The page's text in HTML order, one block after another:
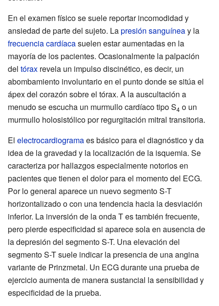
En el examen físico se suele reportar incomodidad y
ansiedad de parte del sujeto. Lapresión sanguíneay la
frecuencia cardíacasuelen estar aumentadas en la
mayoría de los pacientes. Ocasionalmente la palpación
del tórax revela un impulso discinético, es decir, un
abombamiento involuntario en el punto donde se sitúa el
ápex del corazón sobre el tórax. A la auscultación a
menudo se escucha un murmullo cardíaco tipo S4 o un
murmullo holosistólico por regurgitación mitral transitoria.
El electrocardiogramaes básico para el diagnóstico y da
idea de la gravedad y la localización de la isquemia. Se
caracteriza por hallazgos especialmente notorios en
pacientes que tienen el dolor para el momento del ECG.
Por lo general aparece un nuevo segmento S-T
horizontalizado o con una tendencia hacia la desviación
inferior. La inversión de la onda T es también frecuente,
pero pierde especificidad si aparece sola en ausencia de
la depresión del segmento S-T. Una elevación del
segmento S-T suele indicar la presencia de una angina
variante de Prinzmetal. Un ECG durante una prueba de
ejercicio aumenta de manera sustancial la sensibilidad y
especificidad de la prueba.